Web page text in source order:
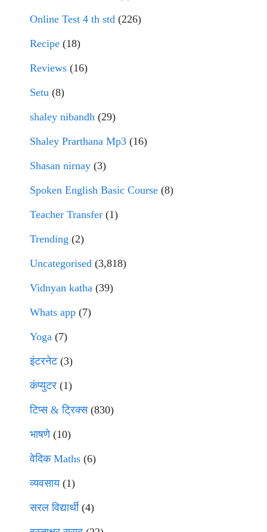
Online Test 4 th std (226)
Recipe (18)
Reviews (16)
Setu (8)
shaley nibandh (29)
Shaley Prarthana Mp3 (16)
Shasan nirnay (3)
Spoken English Basic Course (8)
Teacher Transfer (1)
Trending (2)
Uncategorised (3,818)
Vidnyan katha (39)
Whats app (7)
Yoga (7)
इंटरनेट(3)
कंप्युटर (1)
टिप्स & ट्रिक्स(830)
भाषणे(10)
वेदिक Maths (6)
व्यवसाय(1)
सरल विद्यार्थी(4)